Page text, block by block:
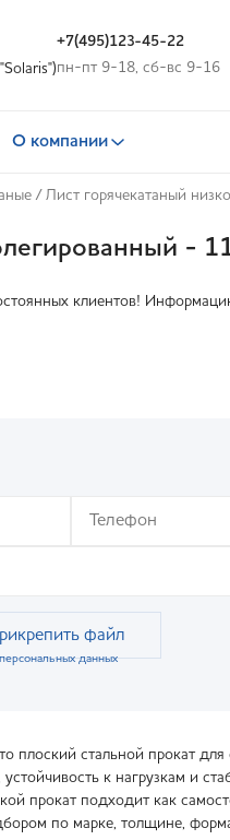
+7(495)123-45-22
пн-пт 9-18, сб-вс 9-16
О компании
/ Лист горячекатаный
-
клиентов!
файл
данных
плоский стальной прокат
к нагрузкам и
прокат подходит как
по марке, толщине,